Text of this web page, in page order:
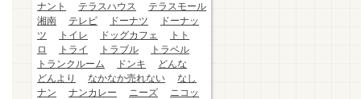
ナント
テラスハウス
テラスモール
湘南
テレビ ドーナツ
ドーナッ
ツ
トイレ ドッグカフェ
トト
ロ
トライ トラブル
トラベル
トランクルーム
ドンキ
どんな
どんより
なかなか売れない
なし
ナン
ナンカレー ニーズ
ニコッ